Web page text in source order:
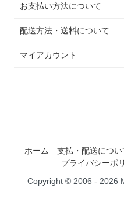
お支払い方法について
配送方法・送料について
マイアカウント
ホーム 支払・配送につい
プライバシーポ
Copyright © 2006 - 2026